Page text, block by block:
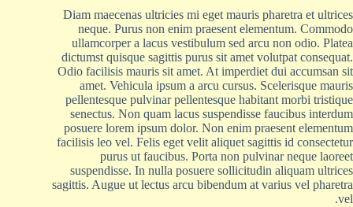
Diam maecenas ultricies mi eget mauris pharetra et ultrices
neque. Purus non enim praesent elementum. Commodo
ullamcorper a lacus vestibulum sed arcu non odio. Platea
dictumst quisque sagittis purus sit amet volutpat consequat.
Odio facilisis mauris sit amet. At imperdiet dui accumsan sit
amet. Vehicula ipsum a arcu cursus. Scelerisque mauris
pellentesque pulvinar pellentesque habitant morbi tristique
senectus. Non quam lacus suspendisse faucibus interdum
posuere lorem ipsum dolor. Non enim praesent elementum
facilisis leo vel. Felis eget velit aliquet sagittis id consectetur
purus ut faucibus. Porta non pulvinar neque laoreet
suspendisse. In nulla posuere sollicitudin aliquam ultrices
sagittis. Augue ut lectus arcu bibendum at varius vel pharetra
vel.